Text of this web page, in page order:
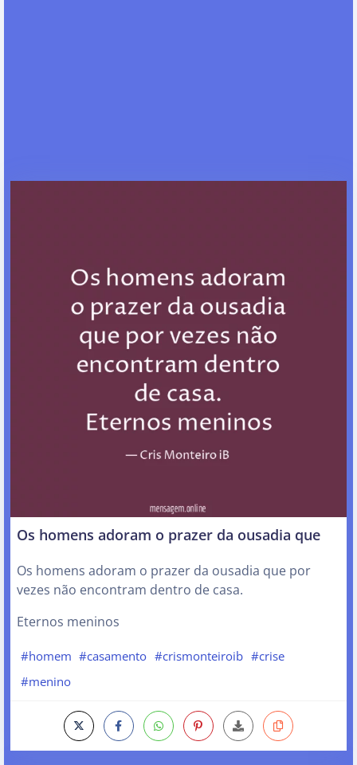
Os homens adoram o prazer da ousadia que
Os homens adoram o prazer da ousadia que por
vezes não encontram dentro de casa.
Eternos meninos
#homem #casamento #crismonteiroib #crise
#menino